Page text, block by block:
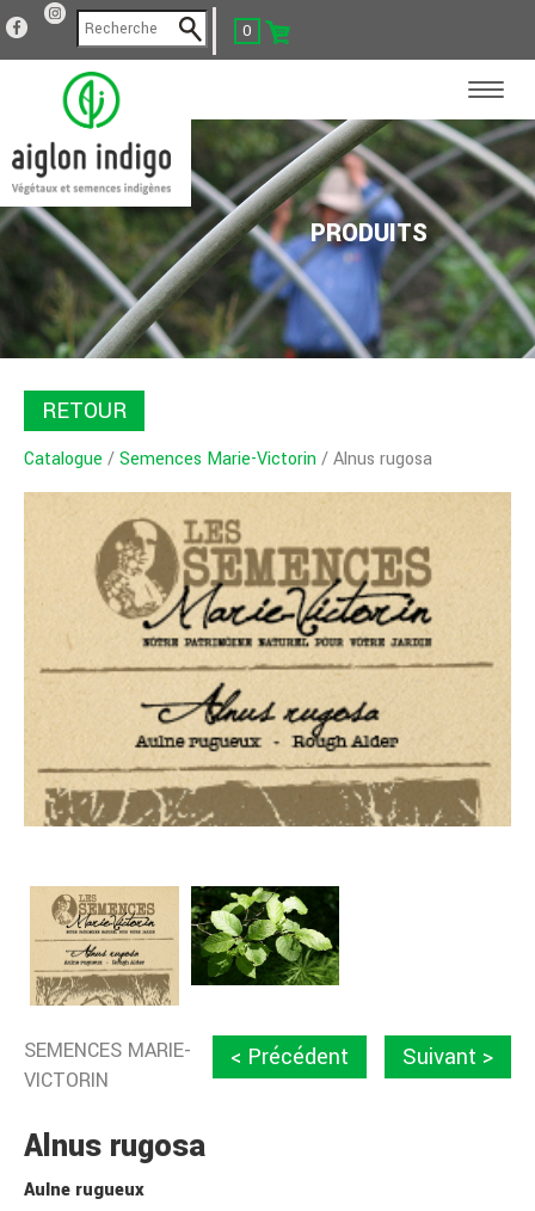
0
PRODUITS
RETOUR
Catalogue /Semences Marie-Victorin/ Alnus rugosa
Suivant >
< Précédent
SEMENCES MARIE-
VICTORIN
Alnus rugosa
Aulne rugueux